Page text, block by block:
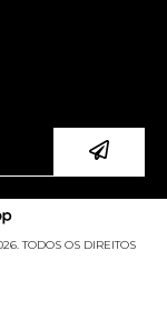
TODOS OS DIREITOS